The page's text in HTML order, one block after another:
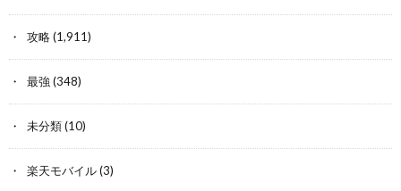
攻略(1,911)
最強 (348)
未分類(10)
楽天モバイル(3)